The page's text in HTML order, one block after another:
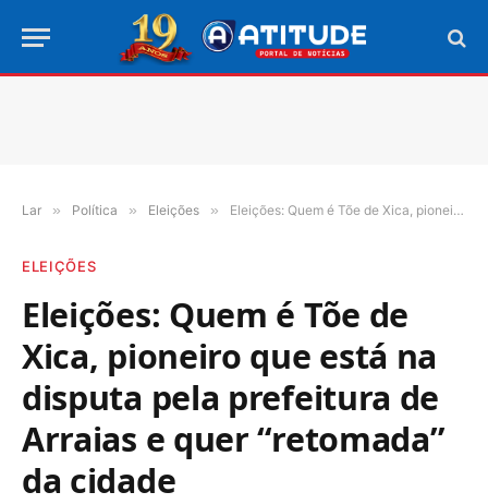
Lar » Política » Eleições » Eleições: Quem é Tõe de Xica, pioneiro que está na disputa pela prefeitura de Arraias e quer “retomada” da cidade
ELEIÇÕES
Eleições: Quem é Tõe de
Xica, pioneiro que está na
disputa pela prefeitura de
Arraias e quer “retomada”
da cidade